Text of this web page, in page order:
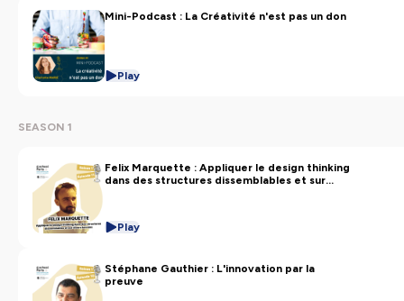
Mini-Podcast : La Créativité n'est pas un don
Play
SEASON 1
Felix Marquette : Appliquer le design thinking
dans des structures dissemblables et sur
Play
Stéphane Gauthier : L'innovation par la
preuve